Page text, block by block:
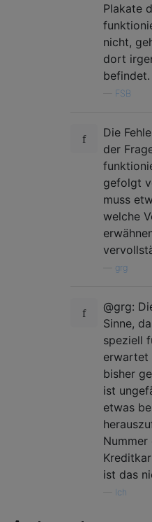
Plakate
nicht,
dort
befindet.
FSB
Die
der
gefolgt
muss
welche
grg
@grg:
Sinne,
speziell
erwartet
bisher
ist
etwas
ist das
Ich